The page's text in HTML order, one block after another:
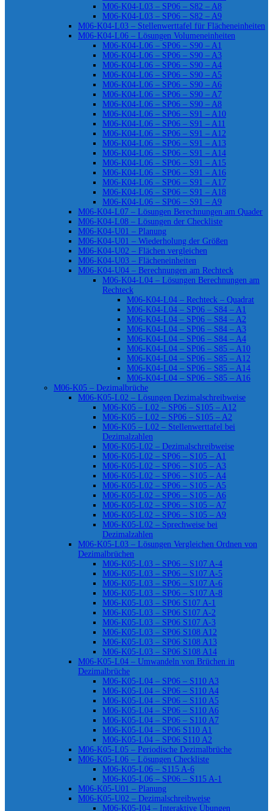
M06-K04-L03 – SP06 – S82 – A8
M06-K04-L03 – SP06 – S82 – A9
M06-K04-L03 – Stellenwerttafel für Flächeneinheiten
M06-K04-L06 – Lösungen Volumeneinheiten
M06-K04-L06 – SP06 – S90 – A1
M06-K04-L06 – SP06 – S90 – A3
M06-K04-L06 – SP06 – S90 – A4
M06-K04-L06 – SP06 – S90 – A5
M06-K04-L06 – SP06 – S90 – A6
M06-K04-L06 – SP06 – S90 – A7
M06-K04-L06 – SP06 – S90 – A8
M06-K04-L06 – SP06 – S91 – A10
M06-K04-L06 – SP06 – S91 – A11
M06-K04-L06 – SP06 – S91 – A12
M06-K04-L06 – SP06 – S91 – A13
M06-K04-L06 – SP06 – S91 – A14
M06-K04-L06 – SP06 – S91 – A15
M06-K04-L06 – SP06 – S91 – A16
M06-K04-L06 – SP06 – S91 – A17
M06-K04-L06 – SP06 – S91 – A18
M06-K04-L06 – SP06 – S91 – A9
M06-K04-L07 – Lösungen Berechnungen am Quader
M06-K04-L08 – Lösungen der Checkliste
M06-K04-U01 – Planung
M06-K04-U01 – Wiederholung der Größen
M06-K04-U02 – Flächen vergleichen
M06-K04-U03 – Flächeneinheiten
M06-K04-U04 – Berechnungen am Rechteck
M06-K04-L04 – Lösungen Berechnungen am
Rechteck
M06-K04-L04 – Rechteck – Quadrat
M06-K04-L04 – SP06 – S84 – A1
M06-K04-L04 – SP06 – S84 – A2
M06-K04-L04 – SP06 – S84 – A3
M06-K04-L04 – SP06 – S84 – A4
M06-K04-L04 – SP06 – S85 – A10
M06-K04-L04 – SP06 – S85 – A12
M06-K04-L04 – SP06 – S85 – A14
M06-K04-L04 – SP06 – S85 – A16
M06-K05 – Dezimalbrüche
M06-K05-L02 – Lösungen Dezimalschreibweise
M06-K05 – L02 – SP06 – S105 – A12
M06-K05 – L02 – SP06 – S105 – A2
M06-K05 – L02 – Stellenwerttafel bei
Dezimalzahlen
M06-K05-L02 – Dezimalschreibweise
M06-K05-L02 – SP06 – S105 – A1
M06-K05-L02 – SP06 – S105 – A3
M06-K05-L02 – SP06 – S105 – A4
M06-K05-L02 – SP06 – S105 – A5
M06-K05-L02 – SP06 – S105 – A6
M06-K05-L02 – SP06 – S105 – A7
M06-K05-L02 – SP06 – S105 – A9
M06-K05-L02 – Sprechweise bei
Dezimalzahlen
M06-K05-L03 – Lösungen Vergleichen Ordnen von
Dezimalbrüchen
M06-K05-L03 – SP06 – S107 A-4
M06-K05-L03 – SP06 – S107 A-5
M06-K05-L03 – SP06 – S107 A-6
M06-K05-L03 – SP06 – S107 A-8
M06-K05-L03 – SP06 S107 A-1
M06-K05-L03 – SP06 S107 A-2
M06-K05-L03 – SP06 S107 A-3
M06-K05-L03 – SP06 S108 A12
M06-K05-L03 – SP06 S108 A13
M06-K05-L03 – SP06 S108 A14
M06-K05-L04 – Umwandeln von Brüchen in
Dezimalbrüche
M06-K05-L04 – SP06 – S110 A3
M06-K05-L04 – SP06 – S110 A4
M06-K05-L04 – SP06 – S110 A5
M06-K05-L04 – SP06 – S110 A6
M06-K05-L04 – SP06 – S110 A7
M06-K05-L04 – SP06 S110 A1
M06-K05-L04 – SP06 S110 A2
M06-K05-L05 – Periodische Dezimalbrüche
M06-K05-L06 – Lösungen Checkliste
M06-K05-L06 – S115 A-6
M06-K05-L06 – SP06 – S115 A-1
M06-K05-U01 – Planung
M06-K05-U02 – Dezimalschreibweise
M06-K05-I04 – Interaktive Übungen